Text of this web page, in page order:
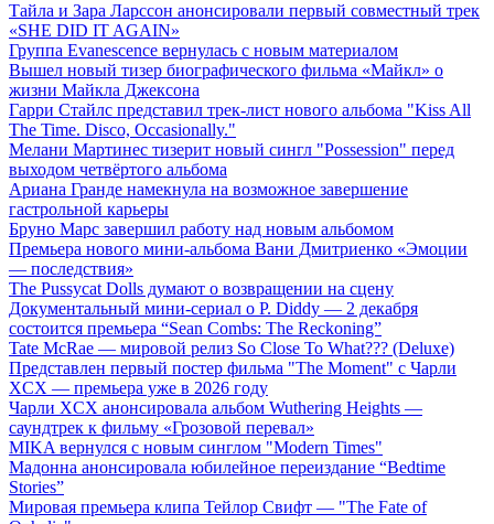
Тайла и Зара Ларссон анонсировали первый совместный трек
«SHE DID IT AGAIN»
Группа Evanescence вернулась с новым материалом
Вышел новый тизер биографического фильма «Майкл» о
жизни Майкла Джексона
Гарри Стайлс представил трек-лист нового альбома "Kiss All
The Time. Disco, Occasionally."
Мелани Мартинес тизерит новый сингл "Possession" перед
выходом четвёртого альбома
Ариана Гранде намекнула на возможное завершение
гастрольной карьеры
Бруно Марс завершил работу над новым альбомом
Премьера нового мини-альбома Вани Дмитриенко «Эмоции
— последствия»
The Pussycat Dolls думают о возвращении на сцену
Документальный мини-сериал о P. Diddy — 2 декабря
состоится премьера “Sean Combs: The Reckoning”
Tate McRae — мировой релиз So Close To What??? (Deluxe)
Представлен первый постер фильма "The Moment" с Чарли
XCX — премьера уже в 2026 году
Чарли XCX анонсировала альбом Wuthering Heights —
саундтрек к фильму «Грозовой перевал»
MIKA вернулся с новым синглом "Modern Times"
Мадонна анонсировала юбилейное переиздание “Bedtime
Stories”
Мировая премьера клипа Тейлор Свифт — "The Fate of